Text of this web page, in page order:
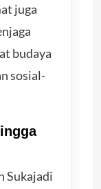
juga
budaya
sosial-
Sukajadi